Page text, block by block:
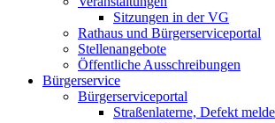
Sitzungen in der VG
Rathaus und Bürgerserviceportal
Stellenangebote
Öffentliche Ausschreibungen
Bürgerservice
Bürgerserviceportal
Straßenlaterne, Defekt